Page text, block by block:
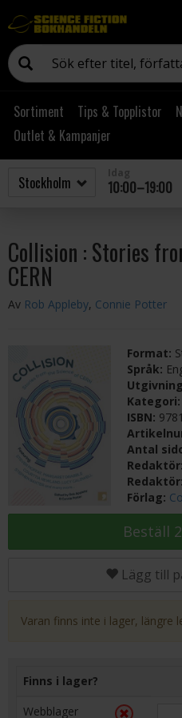
Sortiment Tips & Topplistor
Outlet & Kampanjer
10:00–19:00
Collision : Stories
CERN
Av Rob Appleby, Connie Potter
Format:
Språk:
ISBN:
Antal
Redaktör:
Redaktör:
Förlag:
Beställ
Lägg till
Varan finns inte i lager, längre
Finns i lager?
Webblager